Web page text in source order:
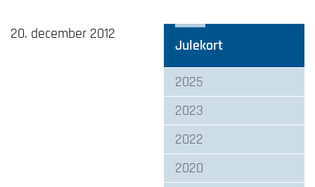
Julekort
2025
2023
2022
2020
20. december 2012